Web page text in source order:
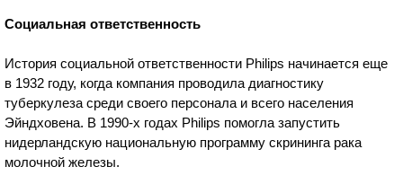
Социальная ответственность
История социальной ответственности Philips начинается еще
в 1932 году, когда компания проводила диагностику
туберкулеза среди своего персонала и всего населения
Эйндховена. В 1990-х годах Philips помогла запустить
нидерландскую национальную программу скрининга рака
молочной железы.